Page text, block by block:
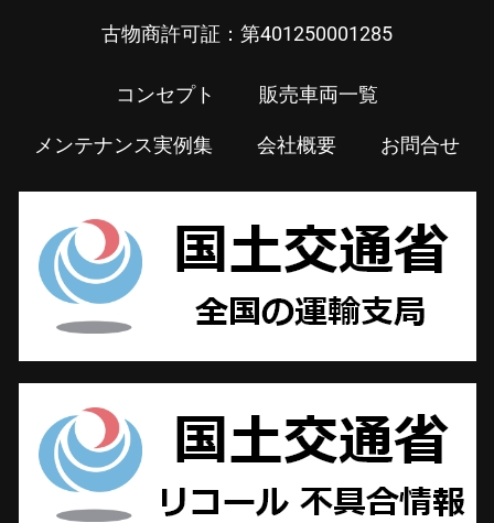
古物商許可証：第401250001285
コンセプト 販売車両一覧
メンテナンス実例集 会社概要 お問合せ